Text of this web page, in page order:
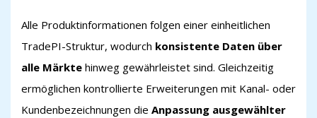
Alle Produktinformationen folgen einer einheitlichen
TradePI-Struktur, wodurch konsistente Daten über
alle Märkte hinweg gewährleistet sind. Gleichzeitig
ermöglichen kontrollierte Erweiterungen mit Kanal- oder
Kundenbezeichnungen die Anpassung ausgewählter